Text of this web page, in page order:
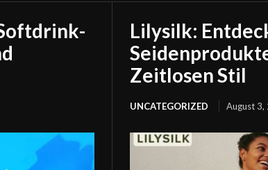
Lilysilk:
Zeitlosen Stil
UNCATEGORIZED August 3,